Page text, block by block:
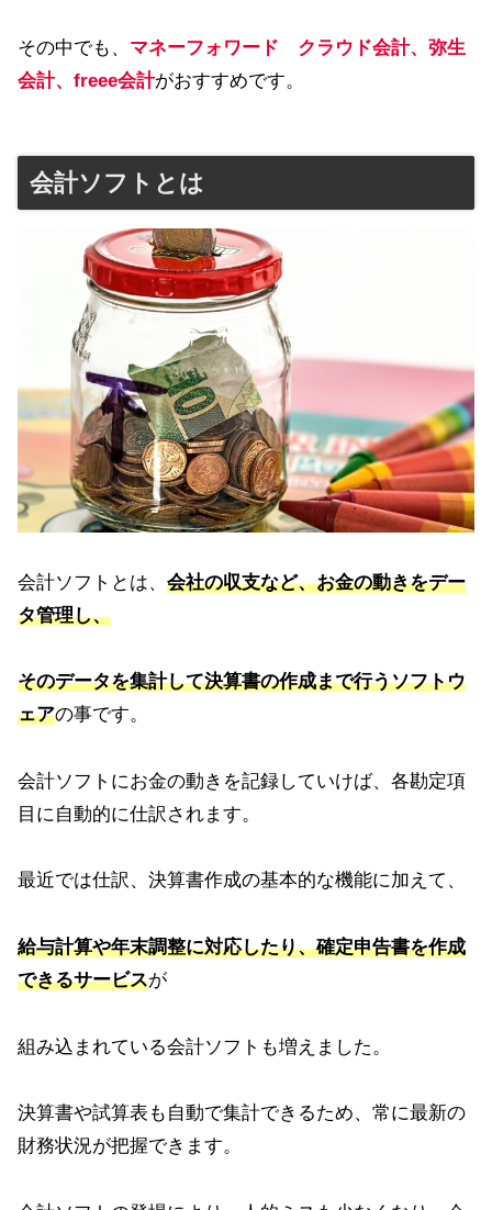
その中でも、 マネーフォワード クラウド会計、弥生
会計、freee会計がおすすめです。
会計ソフトとは
会計ソフトとは、 会社の収支など、お金の動きをデー
タ管理し、
そのデータを集計して決算書の作成まで行うソフトウ
ェアの事です。
会計ソフトにお金の動きを記録していけば、各勘定項
目に自動的に仕訳されます。
最近では仕訳、決算書作成の基本的な機能に加えて、
給与計算や年末調整に対応したり、確定申告書を作成
できるサービスが
組み込まれている会計ソフトも増えました。
決算書や試算表も自動で集計できるため、常に最新の
財務状況が把握できます。